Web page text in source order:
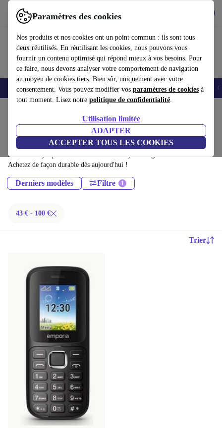
Paramètres des cookies
Nos produits et nos cookies ont un point commun : ils sont tous
deux réutilisés. En réutilisant les cookies, nous pouvons vous
fournir un contenu optimisé qui répond mieux à vos besoins. Pour
ce faire, nous devons analyser votre comportement de navigation
au moyen de cookies tiers. Bien sûr, uniquement avec votre
consentement. Vous pouvez modifier vos paramètres de cookies à
tout moment. Lisez notre politique de confidentialité.
Utilisation limitée
ADAPTER
ACCEPTER TOUS LES COOKIES
Utilisez refurbed rapidement et facilement
Smartphones Laptops Tablettes Montres connectées Accessoires
Téléphones Emporia:
Téléphones Emporia certifiés reconditionnés à moins de 100€ –
économisez jusqu'à 40 %. Retours sous 30 jours et garantie de 12 mois.
Achetez de façon durable dès aujourd'hui !
Derniers modèles Filtre
43 € - 100 €
Trier